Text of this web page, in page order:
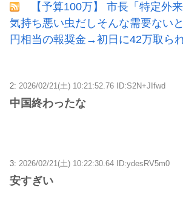
【予算100万】 市長「特定外
気持ち悪い虫だしそんな需要ない
円相当の報奨金→初日に42万取ら
2: 2026/02/21(土) 10:21:52.76 ID:S2N+JIfwd
中国終わったな
3: 2026/02/21(土) 10:22:30.64 ID:ydesRV5m0
安すぎい